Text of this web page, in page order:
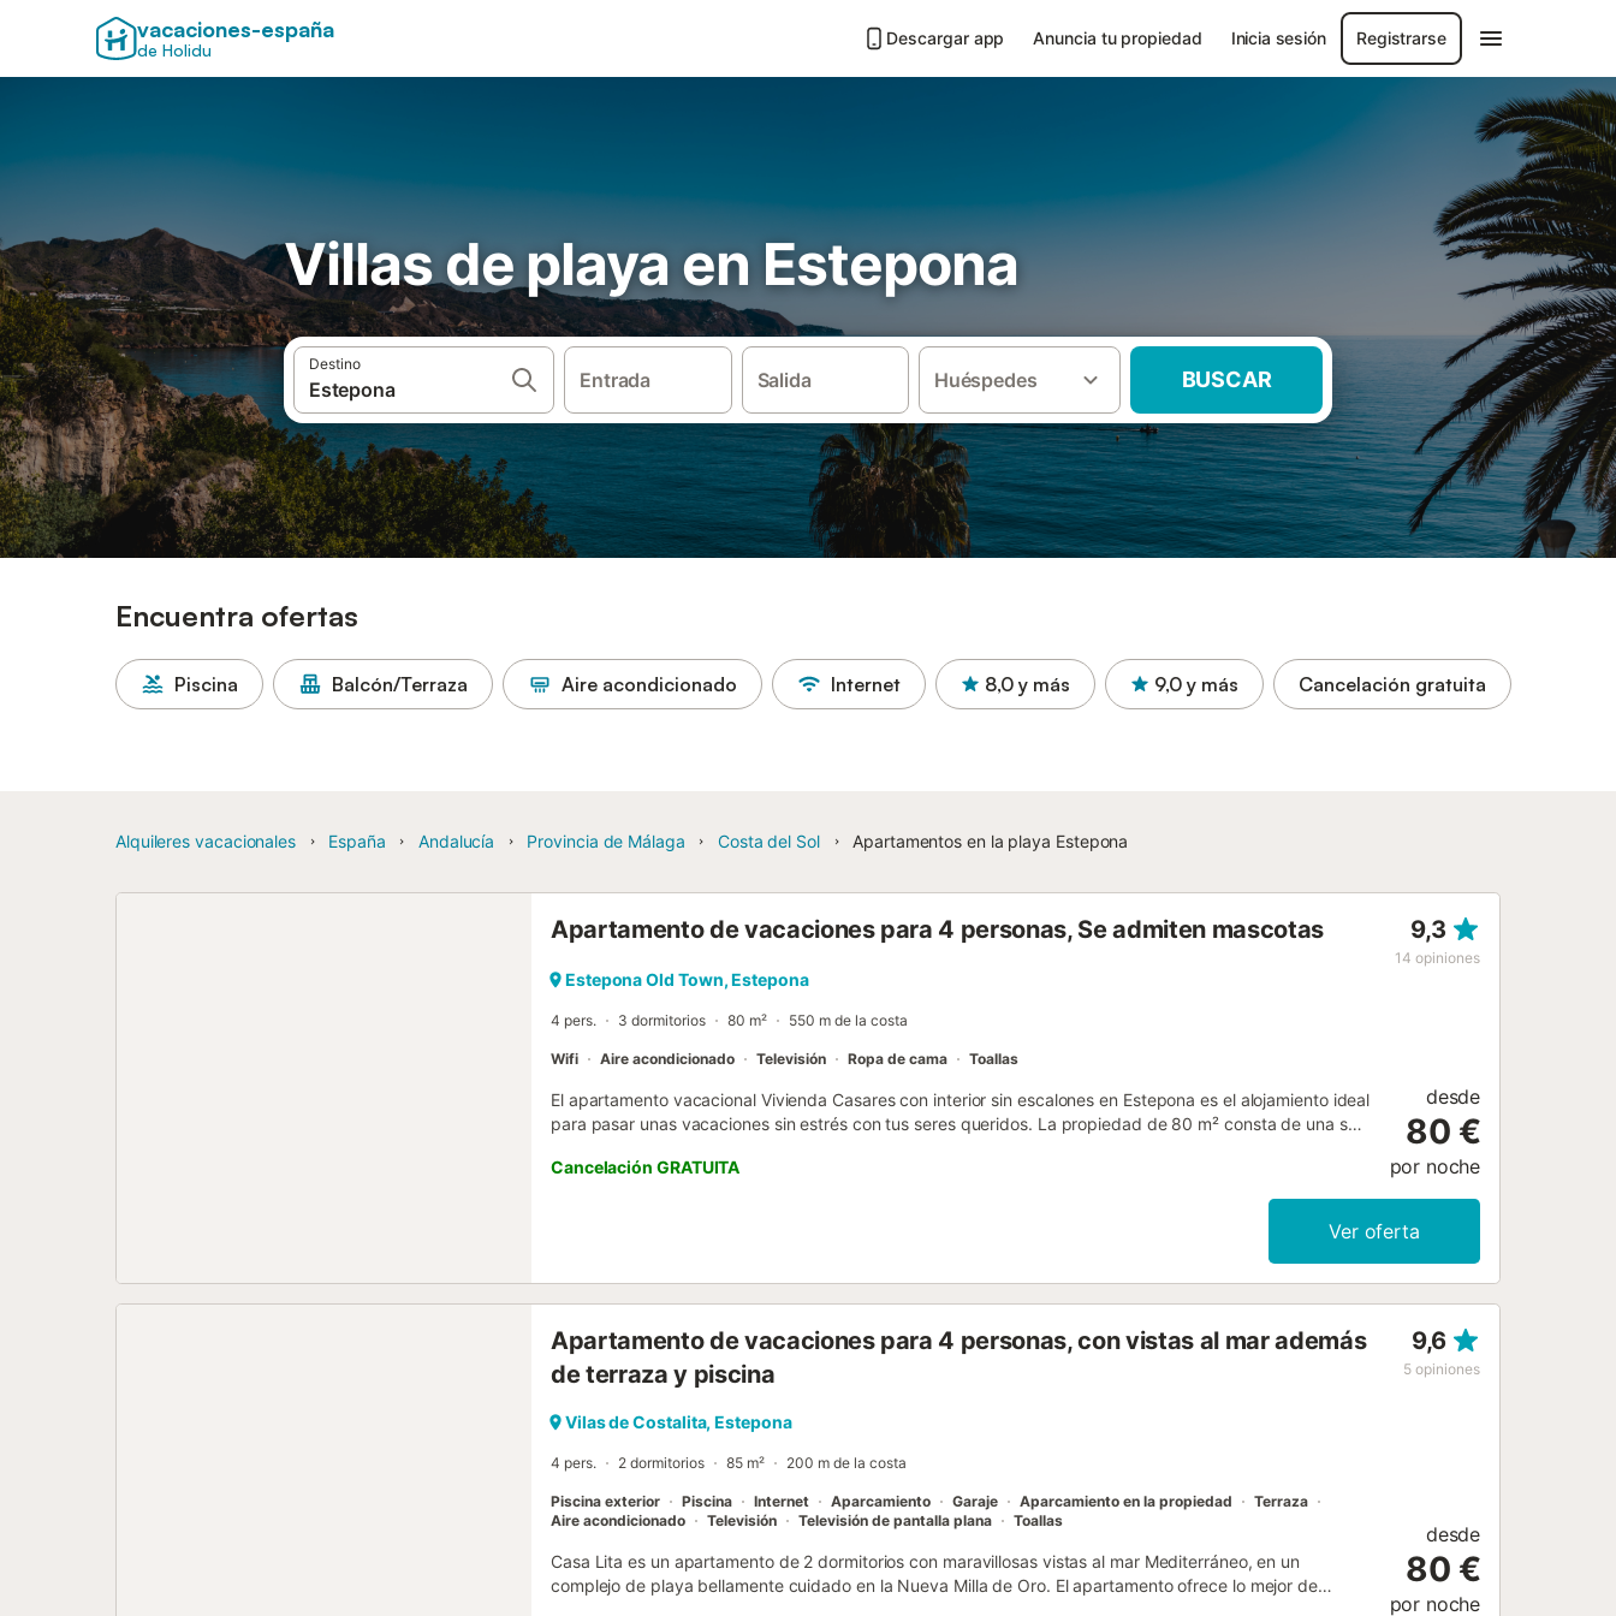
vacaciones-españa
de Holidu
Descargar app Anuncia tu propiedad Inicia sesión Registrarse
Villas de playa en Estepona
Destino
Entrada Salida Huéspedes BUSCAR
Encuentra ofertas
Piscina Balcón/Terraza Aire acondicionado Internet 8,0 y más 9,0 y más Cancelación gratuita
Alquileres vacacionales España Andalucía Provincia de Málaga Costa del Sol Apartamentos en la playa Estepona
Apartamento de vacaciones para 4 personas, Se admiten mascotas 9,3
14 opiniones
Estepona Old Town, Estepona
4 pers. 3 dormitorios 80 m² 550 m de la costa
Wifi Aire acondicionado Televisión Ropa de cama Toallas
El apartamento vacacional Vivienda Casares con interior sin escalones en Estepona es el alojamiento ideal
para pasar unas vacaciones sin estrés con tus seres queridos. La propiedad de 80 m² consta de una sala
personas. Los servicios adicionales incluyen Wi-Fi, una smart TV con servicios de streaming, aire
acondicionado, una lavadora y toallas de playa o piscina. También hay una cuna y una trona disponibles
para familias con niños pequeños. La propiedad está ubicada en el casco viejo, cerca de la playa, a solo
10 minutos a pie, y hay una pista de tenis a 15 minutos caminando. Se admite un animal de compañía. No
se permite fumar ni celebrar eventos. La ventana del dormitorio da a una calle tranquila, lo que garantiza
Cancelación GRATUITA
desde
80 €
por noche
Ver oferta
Apartamento de vacaciones para 4 personas, con vistas al mar además
de terraza y piscina
9,6
5 opiniones
Vilas de Costalita, Estepona
4 pers. 2 dormitorios 85 m² 200 m de la costa
Piscina exterior Piscina Internet Aparcamiento Garaje Aparcamiento en la propiedad
Terraza
Aire acondicionado
Televisión Televisión de pantalla plana Toallas
Casa Lita es un apartamento de 2 dormitorios con maravillosas vistas al mar Mediterráneo, en un
complejo de playa bellamente cuidado en la Nueva Milla de Oro. El apartamento ofrece lo mejor de
desde
80 €
por noche